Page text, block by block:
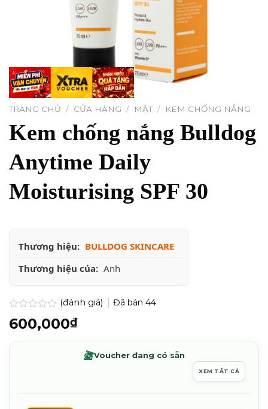
TRANG CHỦ / CỬA HÀNG / MẶT / KEM CHỐNG NẮNG
Kem chống nắng Bulldog
Anytime Daily
Moisturising SPF 30
Thương hiệu: BULLDOG SKINCARE
Thương hiệu của: Anh
Được
xếp
0.0
(đánh giá) Đã bán 44
600,000₫
Voucher đang có sẵn
XEM TẤT CẢ